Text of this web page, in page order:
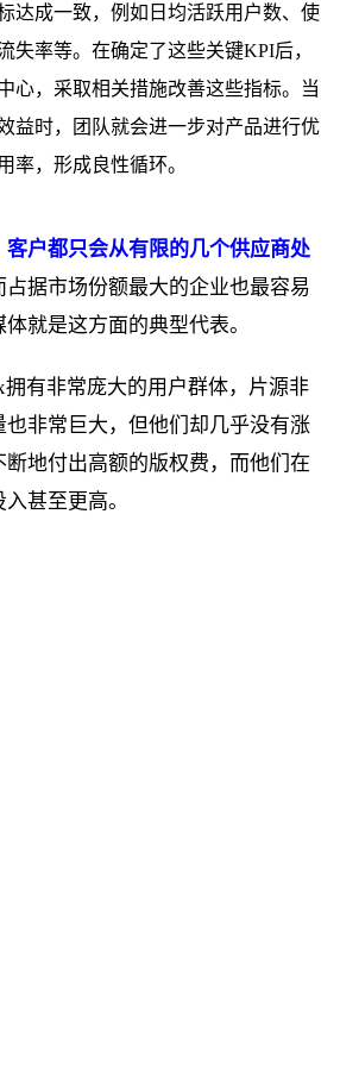
达成一致，例如日均活跃用户数、使
失率等。在确定了这些关键KPI后，
心，采取相关措施改善这些指标。当
益时，团队就会进一步对产品进行优
率，形成良性循环。
户都只会从有限的几个供应商处
占据市场份额最大的企业也最容易
就是这方面的典型代表。
有非常庞大的用户群体，片源非
也非常巨大，但他们却几乎没有涨
地付出高额的版权费，而他们在
甚至更高。